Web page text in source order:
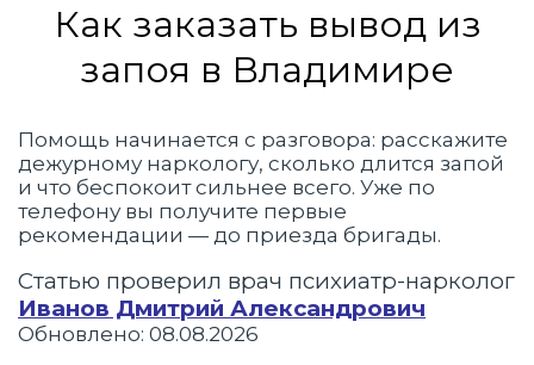
Как заказать вывод из
запоя в Владимире
Помощь начинается с разговора: расскажите
дежурному наркологу, сколько длится запой
и что беспокоит сильнее всего. Уже по
телефону вы получите первые
рекомендации — до приезда бригады.
Статью проверил врач психиатр-нарколог
Иванов Дмитрий Александрович
Обновлено: 08.08.2026